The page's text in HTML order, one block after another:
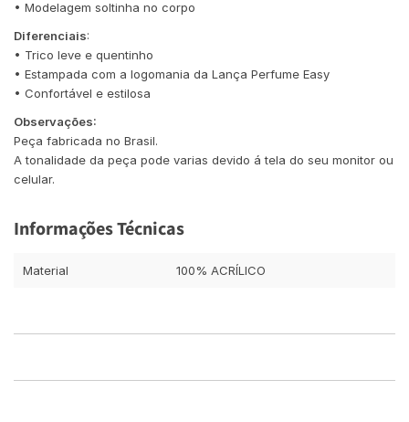
• Modelagem soltinha no corpo
Diferenciais:
• Trico leve e quentinho
• Estampada com a logomania da Lança Perfume Easy
• Confortável e estilosa
Observações:
Peça fabricada no Brasil.
A tonalidade da peça pode varias devido á tela do seu monitor ou
celular.
Informações Técnicas
Material 100% ACRÍLICO